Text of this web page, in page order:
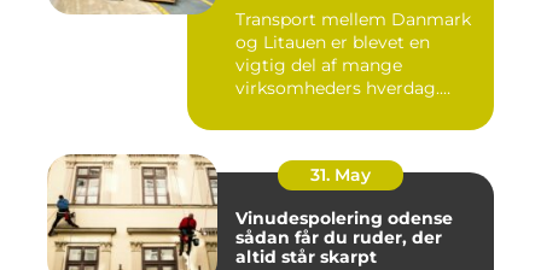
Transport mellem Danmark
og Litauen er blevet en
vigtig del af mange
virksomheders hverdag.
31. May
Vinudespolering odense
sådan får du ruder, der
altid står skarpt